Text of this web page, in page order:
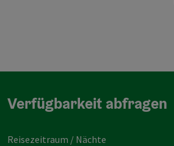
Verfügbarkeit abfragen
Reisezeitraum / Nächte